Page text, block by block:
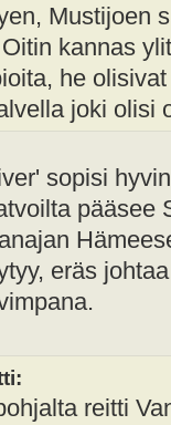
Mustijoen
kannas
he
joki olisi
sopisi
pääsee
eräs
reitti